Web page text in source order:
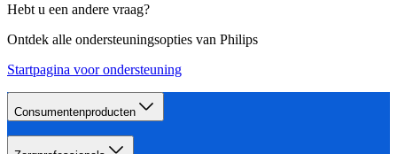
Hebt u een andere vraag?
Ontdek alle ondersteuningsopties van Philips
Startpagina voor ondersteuning
Consumentenproducten